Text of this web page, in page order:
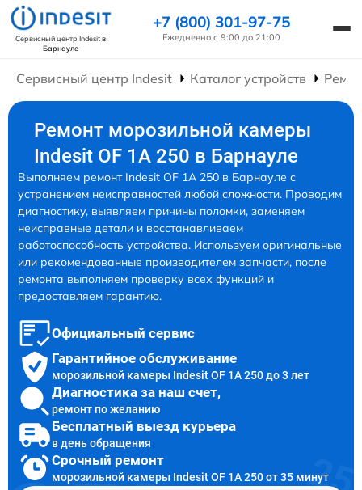
Сервисный центр Indesitв
Барнауле
+7 (800) 301-97-75
Ежедневно с 9:00 до 21:00
Сервисный центр Indesit Каталог устройств
Ремонт морозильной камеры
Indesit OF 1A 250 в Барнауле
Выполняем ремонт Indesit OF 1A 250 в Барнауле с
устранением неисправностей любой сложности. Проводим
диагностику, выявляем причины поломки, заменяем
неисправные детали и восстанавливаем
работоспособность устройства. Используем оригинальные
или рекомендованные производителем запчасти, после
ремонта выполняем проверку всех функций и
предоставляем гарантию.
Официальный сервис
Гарантийное обслуживание
морозильной камеры Indesit OF 1A 250 до 3 лет
Диагностика за наш счет,
ремонт по желанию
Бесплатный выезд курьера
в день обращения
Срочный ремонт
морозильной камеры Indesit OF 1A 250 от 35 минут